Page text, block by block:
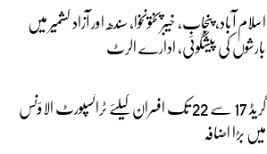
اسلام آباد، پنجاب، خیبرپختونخوا، سندھ اور آزاد کشمیر میں
بارشوں کی پیشگوئی، ادارے الرٹ
گریڈ 17 سے 22 تک افسران کیلئے ٹرانسپورٹ الاؤنس
میں بڑا اضافہ